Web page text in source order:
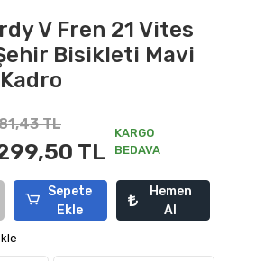
V Fren 21 Vites
Bisikleti Mavi
TL
TL
KARGO
BEDAVA
Sepete
Ekle
Hemen
Al